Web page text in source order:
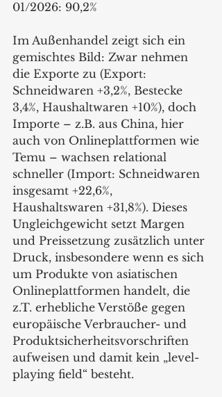
01/2026: 90,2%
Im Außenhandel zeigt sich ein
gemischtes Bild: Zwar nehmen
die Exporte zu (Export:
Schneidwaren +3,2%, Bestecke
3,4%, Haushaltwaren +10%), doch
Importe – z.B. aus China, hier
auch von Onlineplattformen wie
Temu – wachsen relational
schneller (Import: Schneidwaren
insgesamt +22,6%,
Haushaltswaren +31,8%). Dieses
Ungleichgewicht setzt Margen
und Preissetzung zusätzlich unter
Druck, insbesondere wenn es sich
um Produkte von asiatischen
Onlineplattformen handelt, die
z.T. erhebliche Verstöße gegen
europäische Verbraucher- und
Produktsicherheitsvorschriften
aufweisen und damit kein „level-
playing field“ besteht.